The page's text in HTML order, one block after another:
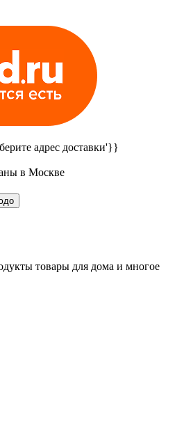
адрес доставки'}}
в Москве
товары для дома и многое